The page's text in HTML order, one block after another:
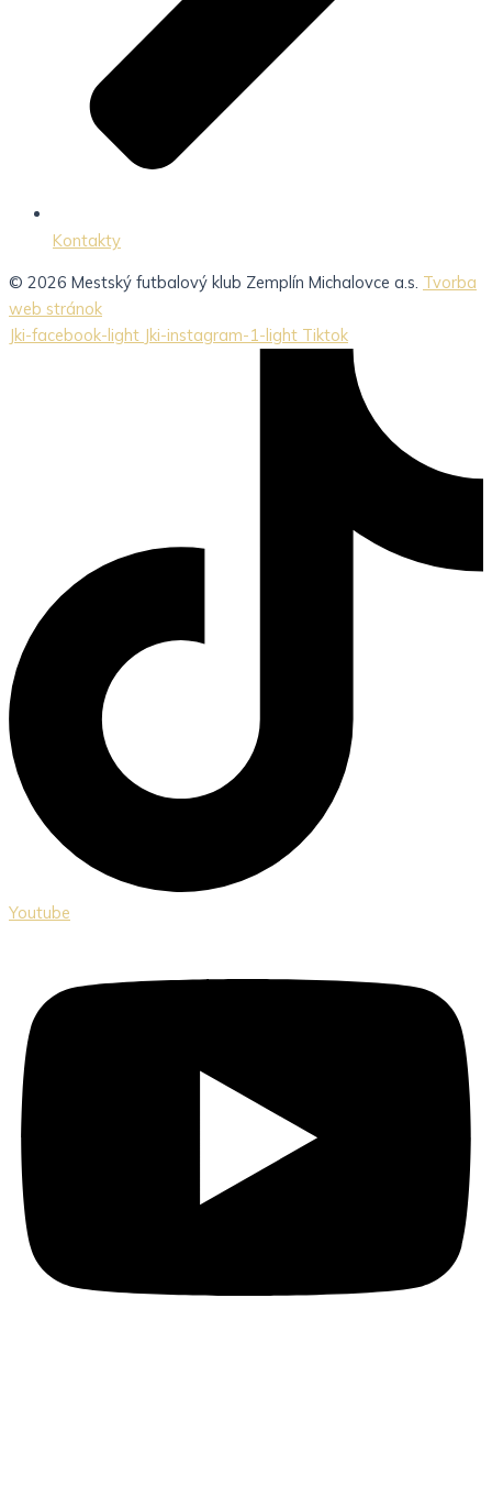
Kontakty
© 2026 Mestský futbalový klub Zemplín Michalovce a.s. Tvorba
web stránok
Jki-facebook-light Jki-instagram-1-light Tiktok
Youtube